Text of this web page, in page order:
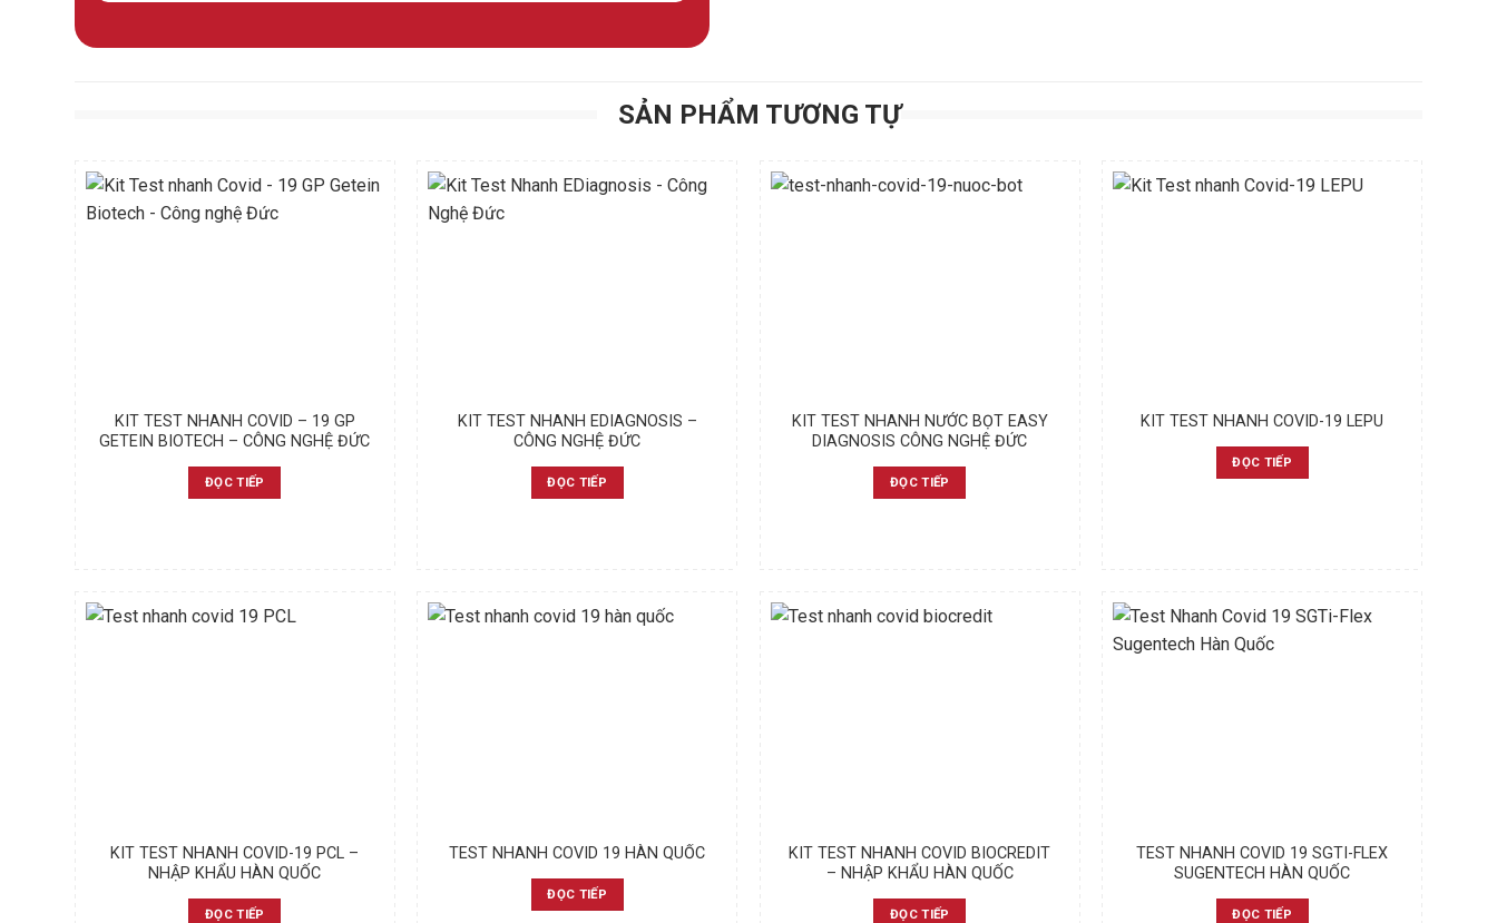
SẢN PHẨM TƯƠNG TỰ
KIT TEST NHANH COVID – 19 GP
GETEIN BIOTECH – CÔNG NGHỆ ĐỨC
ĐỌC TIẾP
KIT TEST NHANH EDIAGNOSIS –
CÔNG NGHỆ ĐỨC
ĐỌC TIẾP
KIT TEST NHANH NƯỚC BỌT EASY
DIAGNOSIS CÔNG NGHỆ ĐỨC
ĐỌC TIẾP
KIT TEST NHANH COVID-19 LEPU
ĐỌC TIẾP
KIT TEST NHANH COVID-19 PCL –
NHẬP KHẨU HÀN QUỐC
ĐỌC TIẾP
TEST NHANH COVID 19 HÀN QUỐC
ĐỌC TIẾP
KIT TEST NHANH COVID BIOCREDIT
– NHẬP KHẨU HÀN QUỐC
ĐỌC TIẾP
TEST NHANH COVID 19 SGTI-FLEX
SUGENTECH HÀN QUỐC
ĐỌC TIẾP